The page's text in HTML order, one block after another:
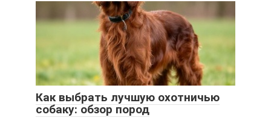
Как выбрать лучшую охотничью
собаку: обзор пород